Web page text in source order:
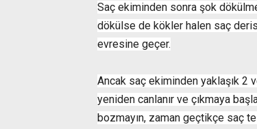
Saç ekiminden sonra şok
dökülse de kökler halen saç
evresine geçer.
Ancak saç ekiminden yaklaşık 2
yeniden canlanır ve çıkmaya
bozmayın, zaman geçtikçe saç